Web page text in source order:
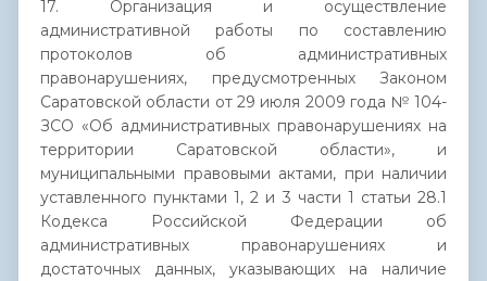
17. Организация и осуществление
административной работы по составлению
протоколов об административных
правонарушениях, предусмотренных Законом
Саратовской области от 29 июля 2009 года № 104-
ЗСО «Об административных правонарушениях на
территории Саратовской области», и
муниципальными правовыми актами, при наличии
уставленного пунктами 1, 2 и 3 части 1 статьи 28.1
Кодекса Российской Федерации об
административных правонарушениях и
достаточных данных, указывающих на наличие